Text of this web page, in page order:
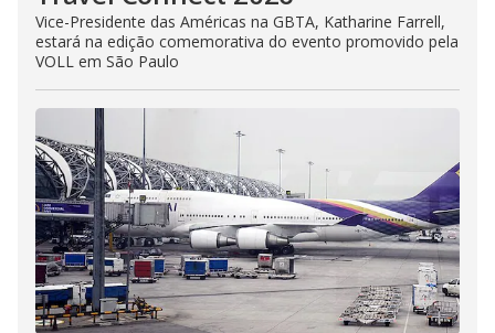
Vice-Presidente das Américas na GBTA, Katharine Farrell,
estará na edição comemorativa do evento promovido pela
VOLL em São Paulo